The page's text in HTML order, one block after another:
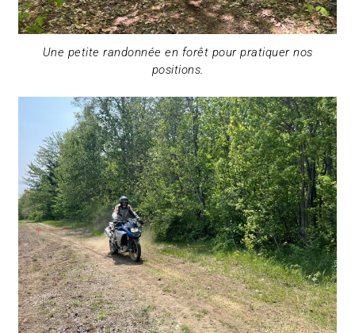
Une petite randonnée en forêt pour pratiquer nos
positions.